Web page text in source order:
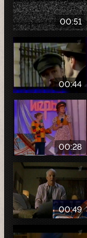
00:51
00:44
00:28
00:49